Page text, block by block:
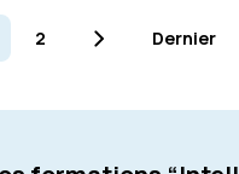
2 Dernier